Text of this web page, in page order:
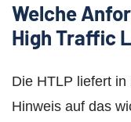
Welche
High Traffic
Die HTLP liefert
Hinweis auf das